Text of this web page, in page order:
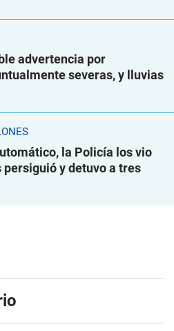
advertencia por
severas, y lluvias
la Policía los vio
persiguió y detuvo a tres